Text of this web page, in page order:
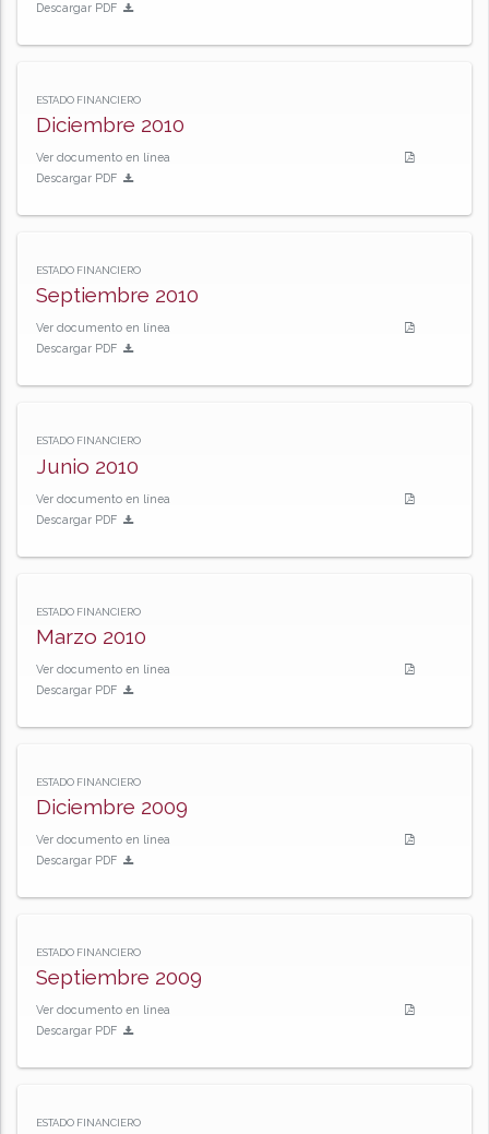
Descargar PDF
ESTADO FINANCIERO
Diciembre 2010
Ver documento en línea
Descargar PDF
ESTADO FINANCIERO
Septiembre 2010
Ver documento en línea
Descargar PDF
ESTADO FINANCIERO
Junio 2010
Ver documento en línea
Descargar PDF
ESTADO FINANCIERO
Marzo 2010
Ver documento en línea
Descargar PDF
ESTADO FINANCIERO
Diciembre 2009
Ver documento en línea
Descargar PDF
ESTADO FINANCIERO
Septiembre 2009
Ver documento en línea
Descargar PDF
ESTADO FINANCIERO